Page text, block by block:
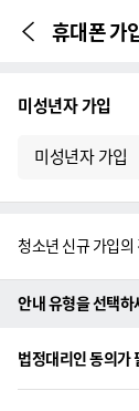
휴대폰 가
미성년자 가입
미성년자 가입
청소년 신규 가입
안내 유형을 선택하
법정대리인 동의가